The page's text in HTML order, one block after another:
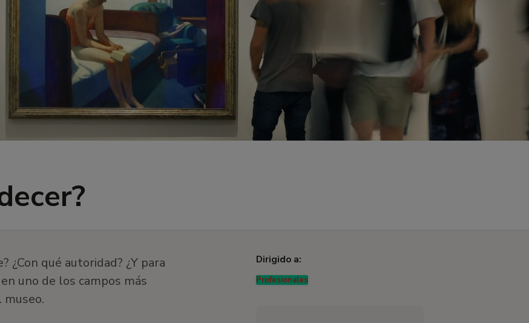
¿Con qué autoridad? ¿Y para
uno de los campos más
Dirigido a:
Profesionales